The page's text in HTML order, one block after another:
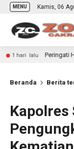
MENU Kamis, 06
HUT RI ke-81,
Beranda Berita
Kapolres